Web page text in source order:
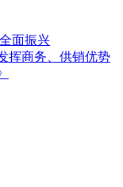
面振兴
挥商务、供销优势